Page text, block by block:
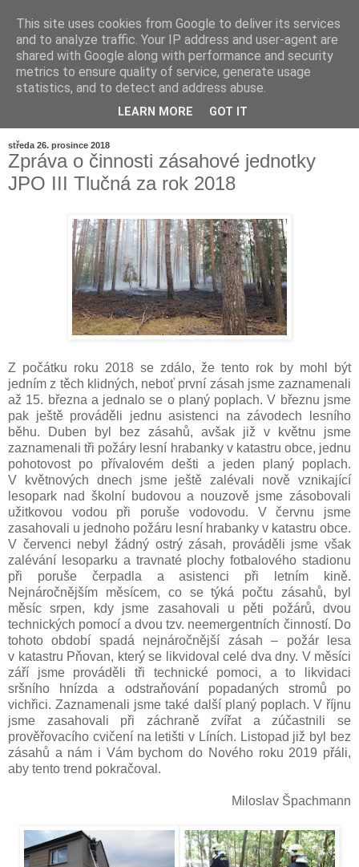
středa 26. prosince 2018
Zpráva o činnosti zásahové jednotky
JPO III Tlučná za rok 2018
Z počátku roku 2018 se zdálo, že tento rok by mohl být
jedním z těch klidných, neboť první zásah jsme zaznamenali
až 15. března a jednalo se o planý poplach. V březnu jsme
pak ještě prováděli jednu asistenci na závodech lesního
běhu. Duben byl bez zásahů, avšak již v květnu jsme
zaznamenali tři požáry lesní hrabanky v katastru obce, jednu
pohotovost po přívalovém dešti a
jeden planý poplach.
V květnových dnech jsme ještě zalévali nově vznikající
lesopark nad školní budovou a nouzově jsme zásobovali
užitkovou vodou při poruše vodovodu. V červnu jsme
zasahovali u jednoho požáru lesní hrabanky v katastru obce.
V červenci nebyl žádný ostrý zásah, prováděli jsme však
zalévání lesoparku a travnaté plochy fotbalového stadionu
při poruše čerpadla a asistenci při letním kině.
Nejnáročnějším měsícem, co se týká počtu zásahů, byl
měsíc srpen, kdy jsme zasahovali u pěti požárů, dvou
technických pomocí a dvou tzv. neemergentních činností. Do
tohoto období spadá nejnáročnější zásah – požár lesa
v katastru Pňovan, který se likvidoval celé dva dny. V měsíci
září jsme prováděli tři technické pomoci, a to likvidaci
sršního hnízda a
odstraňování popadaných stromů po
vichřici. Zaznamenali jsme také další planý poplach. V říjnu
jsme zasahovali při záchraně zvířat a zúčastnili se
prověřovacího cvičení na letišti v Líních. Listopad již byl bez
zásahů a nám i Vám bychom do Nového roku 2019 přáli,
aby tento trend pokračoval.
Miloslav Špachmann
This site uses cookies from Google to deliver its services
and to analyze traffic. Your IP address and user-agent are
shared with Google along with performance and security
metrics to ensure quality of service, generate usage
statistics, and to detect and address abuse.
LEARN MORE GOT IT